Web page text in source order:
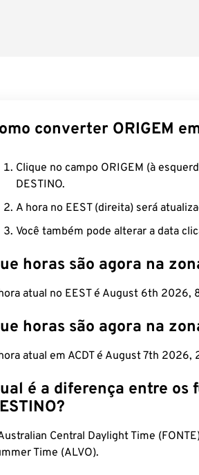
converter ORIGEM
Clique no campo ORIGEM (à
DESTINO.
A hora no EEST (direita) será
Você também pode alterar a data
horas são agora na
atual no EEST é August 6th 2026,
horas são agora na
atual em ACDT é August 7th 2026,
é a diferença entre os
Central Daylight Time
Time (ALVO).